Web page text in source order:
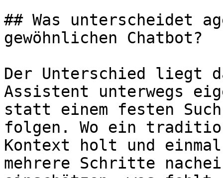
## Was unterscheidet
gewöhnlichen Chatbot?
Der Unterschied liegt
Assistent unterwegs
statt einem festen
folgen. Wo ein
Kontext holt und
mehrere Schritte